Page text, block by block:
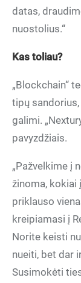
datas,
nuostolius.“
Kas toliau?
„Blockchain“
tipų
galimi.
pavyzdžiais.
„Pažvelkime į
žinoma, kokiai
priklauso
kreipiamasi į
Norite keisti
nueiti, bet dar
Susimokėti